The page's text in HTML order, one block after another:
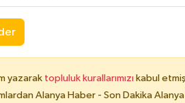
yazarak topluluk kurallarımızı kabul
Alanya Haber - Son Dakika